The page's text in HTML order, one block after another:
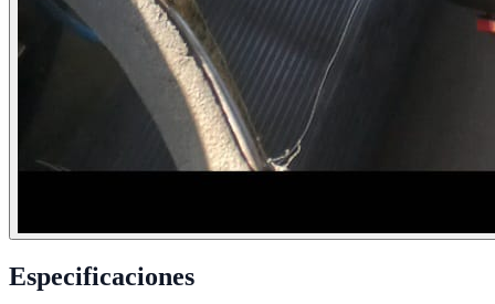
Especificaciones